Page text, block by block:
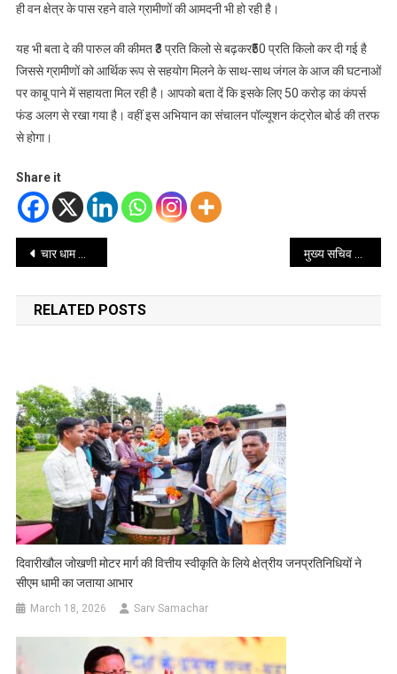
ही वन क्षेत्र के पास रहने वाले ग्रामीणों की आमदनी भी हो रही है।
यह भी बता दे की पारुल की कीमत ₹3 प्रति किलो से बढ़कर₹50 प्रति किलो कर दी गई है
जिससे ग्रामीणों को आर्थिक रूप से सहयोग मिलने के साथ-साथ जंगल के आज की घटनाओं
पर काबू पाने में सहायता मिल रही है। आपको बता दें कि इसके लिए 50 करोड़ का कंपर्स
फंड अलग से रखा गया है। वहीं इस अभियान का संचालन पॉल्यूशन कंट्रोल बोर्ड की तरफ
से होगा।
Share it
Post
navigation
चार धाम यात्रा को लेकर पीआरएसआई की विशेष पहल, 50 वर्ष से अधिक आयु के श्रद्धालुओं के स्वास्थ्य पर विशेष ध्यान मुख्य सचिव ने सभी सरकारी विभागों को सिर्फ मानकीकृत एवं प्रमाणीकृत उत्पादों की खरीद के निर्देश
RELATED POSTS
दिवारीखौल जोखणी मोटर मार्ग की वित्तीय स्वीकृति के लिये क्षेत्रीय जनप्रतिनिधियों ने
सीएम धामी का जताया आभार
March 18, 2026 Sarv Samachar